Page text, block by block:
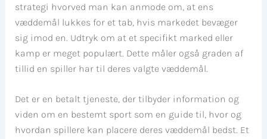
strategi hvorved man kan anmode om, at ens
væddemål lukkes for et tab, hvis markedet bevæger
sig imod en. Udtryk om at et specifikt marked eller
kamp er meget populært. Dette måler også graden af ​​
tillid en spiller har til deres valgte væddemål.
Det er en betalt tjeneste, der tilbyder information og
viden om en bestemt sport som en guide til, hvor og
hvordan spillere kan placere deres væddemål bedst. Et